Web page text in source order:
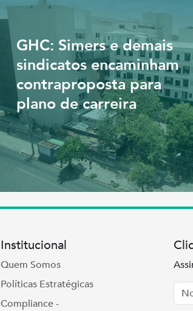
GHC: Simers e demais
sindicatos encaminham
contraproposta para
plano de carreira
Institucional
Quem Somos
Políticas Estratégicas
Compliance -